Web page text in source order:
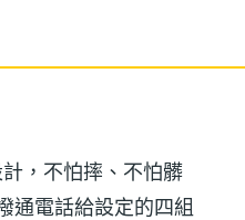
，不怕摔、不怕髒
通電話給設定的四組